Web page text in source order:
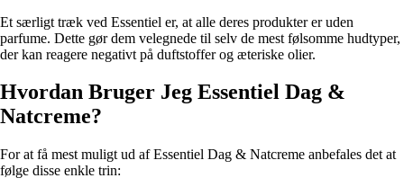
Et særligt træk ved Essentiel er, at alle deres produkter er uden
parfume. Dette gør dem velegnede til selv de mest følsomme hudtyper,
der kan reagere negativt på duftstoffer og æteriske olier.
Hvordan Bruger Jeg Essentiel Dag &
Natcreme?
For at få mest muligt ud af Essentiel Dag & Natcreme anbefales det at
følge disse enkle trin: